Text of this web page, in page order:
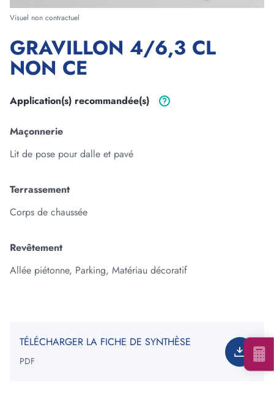
Visuel non contractuel
GRAVILLON 4/6,3 CL
NON CE
Application(s) recommandée(s)
Maçonnerie
Lit de pose pour dalle et pavé
Terrassement
Corps de chaussée
Revêtement
Allée piétonne, Parking, Matériau décoratif
TÉLÉCHARGER LA FICHE DE SYNTHÈSE
PDF
Forme
Longueur
m
Largeur
cm
Volume : 0m3
Ajouter une forme
constituent en rien une garantie de notre part.